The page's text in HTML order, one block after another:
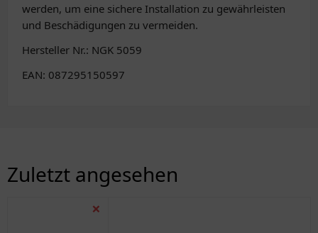
werden, um eine sichere Installation zu gewährleisten
und Beschädigungen zu vermeiden.
Hersteller Nr.: NGK 5059
EAN: 087295150597
Zuletzt angesehen
❌